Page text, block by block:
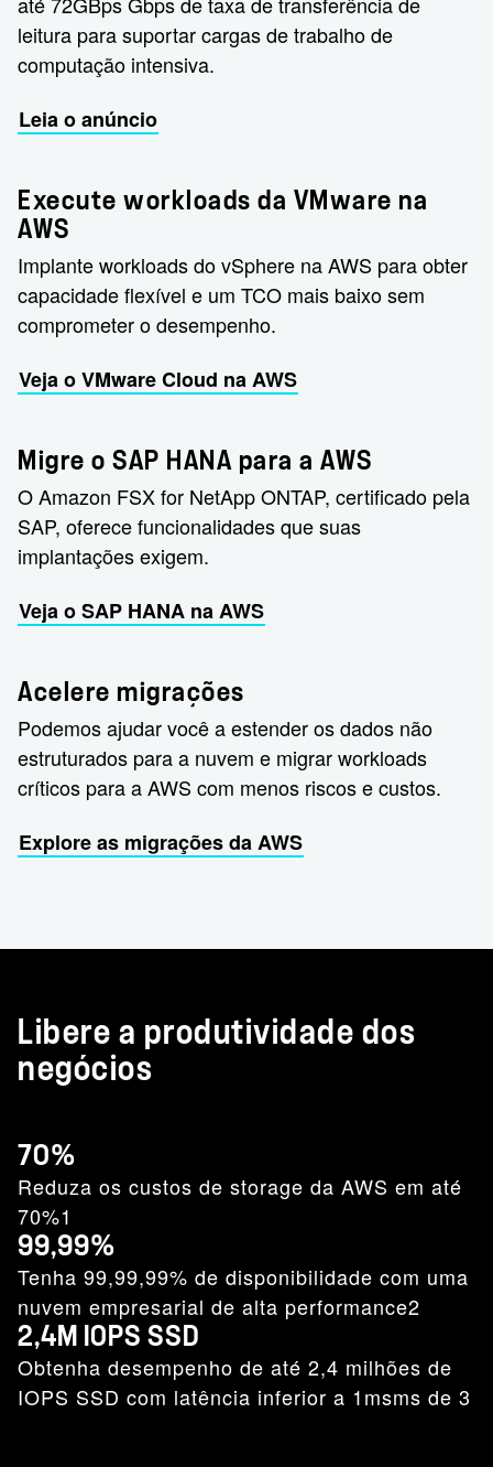
leitura para suportar cargas de trabalho de
computação intensiva.
Leia o anúncio
Execute workloads da VMware na
AWS
Implante workloads do vSphere na AWS para obter
capacidade flexível e um TCO mais baixo sem
comprometer o desempenho.
Veja o VMware Cloud na AWS
Migre o SAP HANA para a AWS
O Amazon FSX for NetApp ONTAP, certificado pela
SAP, oferece funcionalidades que suas
implantações exigem.
Veja o SAP HANA na AWS
Acelere migrações
Podemos ajudar você a estender os dados não
estruturados para a nuvem e migrar workloads
críticos para a AWS com menos riscos e custos.
Explore as migrações da AWS
Libere a produtividade dos
negócios
70%
Reduza os custos de storage da AWS em até
70%1
99,99%
Tenha 99,99,99% de disponibilidade com uma
nuvem empresarial de alta performance2
2,4M IOPS SSD
Obtenha desempenho de até 2,4 milhões de
IOPS SSD com latência inferior a 1msms de 3​